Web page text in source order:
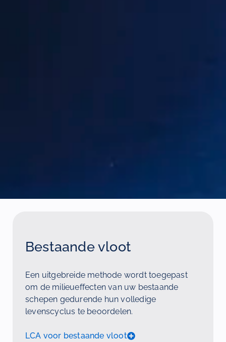
Bestaande vloot
Een uitgebreide methode wordt toegepast
om de milieueffecten van uw bestaande
schepen gedurende hun volledige
levenscyclus te beoordelen.
LCA voor bestaande vloot